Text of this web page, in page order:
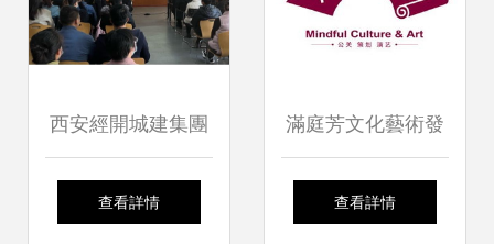
藝術交流活動
西安經開城建集團
成功舉辦“家庭溝通
查看詳情
滿庭芳文化藝術發
展有限公司2012年
查看詳情